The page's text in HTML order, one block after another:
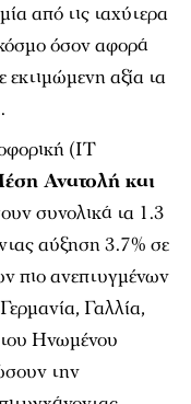
από τις ταχύτερα
όσον αφορά
αξία τα
(IT
Ανατολή και
συνολικά τα 1.3
αύξηση 3.7% σε
πιο ανεπτυγμένων
Γαλλία,
Ηνωμένου
την